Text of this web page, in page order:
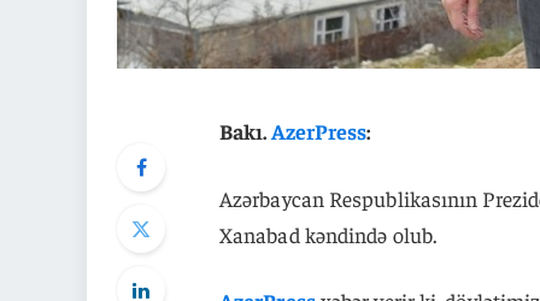
Bakı.AzerPress:
Azərbaycan Respublikasının
Xanabad kəndində olub.